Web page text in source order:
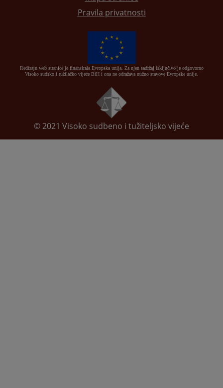
Pravila privatnosti
Redizajn web stranice je finansirala Evropska unija. Za njen sadržaj isključivo je odgovorno
Visoko sudsko i tužilačko vijeće BiH i ona ne odražava nužno stavove Evropske unije.
© 2021 Visoko sudbeno i tužiteljsko vijeće